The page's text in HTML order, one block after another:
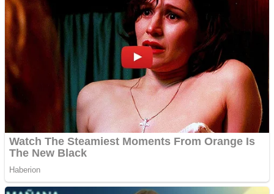
Răcitor de apă CW5000
pentru freze cu laser fără
metale
Cutit cositoare KUHN